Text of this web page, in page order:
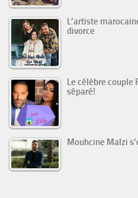
L’artiste
divorce
Le célèbre couple
séparé!
Mouhcine Malzi